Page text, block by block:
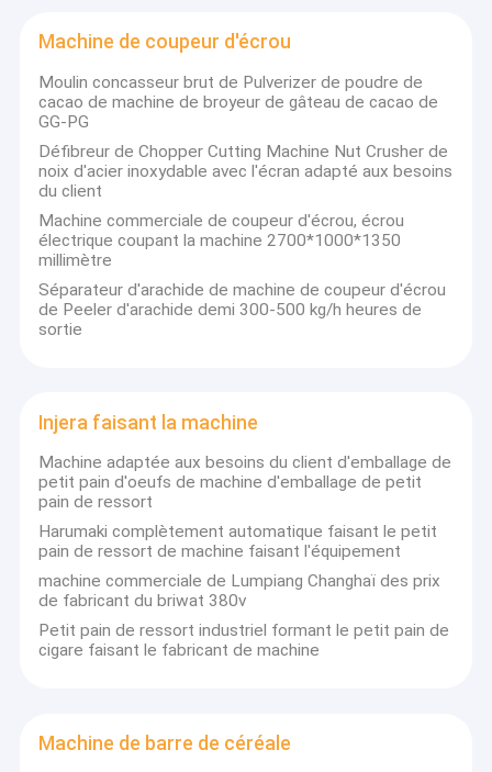
Machine de coupeur d'écrou
Moulin concasseur brut de Pulverizer de poudre de
cacao de machine de broyeur de gâteau de cacao de
GG-PG
Défibreur de Chopper Cutting Machine Nut Crusher de
noix d'acier inoxydable avec l'écran adapté aux besoins
du client
Machine commerciale de coupeur d'écrou, écrou
électrique coupant la machine 2700*1000*1350
millimètre
Séparateur d'arachide de machine de coupeur d'écrou
de Peeler d'arachide demi 300-500 kg/h heures de
sortie
Injera faisant la machine
Machine adaptée aux besoins du client d'emballage de
petit pain d'oeufs de machine d'emballage de petit
pain de ressort
Harumaki complètement automatique faisant le petit
pain de ressort de machine faisant l'équipement
machine commerciale de Lumpiang Changhaï des prix
de fabricant du briwat 380v
Petit pain de ressort industriel formant le petit pain de
cigare faisant le fabricant de machine
Machine de barre de céréale